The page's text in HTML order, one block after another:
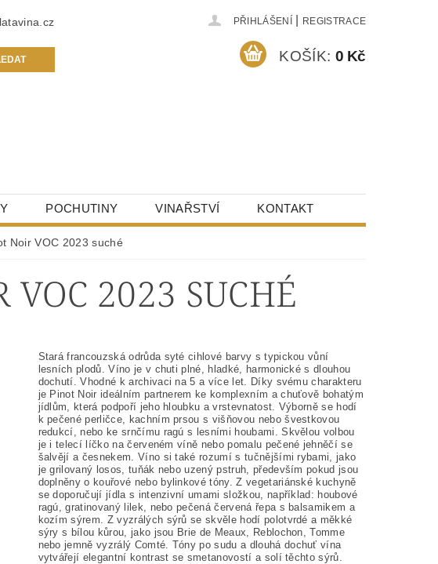
PŘIHLÁŠENÍ REGISTRACE
KOŠÍK: 0 Kč
POCHUTINY VINAŘSTVÍ KONTAKT
Noir VOC 2023 suché
2023 SUCHÉ
Stará francouzská odrůda syté cihlové barvy s typickou vůní
lesních plodů. Víno je v chuti plné, hladké, harmonické s dlouhou
dochutí. Vhodné k archivaci na 5 a více let. Díky svému charakteru
je Pinot Noir ideálním partnerem ke komplexním a chuťově bohatým
jídlům, která podpoří jeho hloubku a vrstevnatost. Výborně se hodí
k pečené perličce, kachním prsou s višňovou nebo švestkovou
redukcí, nebo ke srnčímu ragú s lesními houbami. Skvělou volbou
je i telecí líčko na červeném víně nebo pomalu pečené jehněčí se
šalvějí a česnekem. Víno si také rozumí s tučnějšími rybami, jako
je grilovaný losos, tuňák nebo uzený pstruh, především pokud jsou
doplněny o kouřové nebo bylinkové tóny. Z vegetariánské kuchyně
se doporučují jídla s intenzivní umami složkou, například: houbové
ragú, gratinovaný lilek, nebo pečená červená řepa s balsamikem a
kozím sýrem. Z vyzrálých sýrů se skvěle hodí polotvrdé a měkké
sýry s bílou kůrou, jako jsou Brie de Meaux, Reblochon, Tomme
nebo jemně vyzrálý Comté. Tóny po sudu a dlouhá dochuť vína
vytvářejí elegantní kontrast se smetanovostí a solí těchto sýrů.